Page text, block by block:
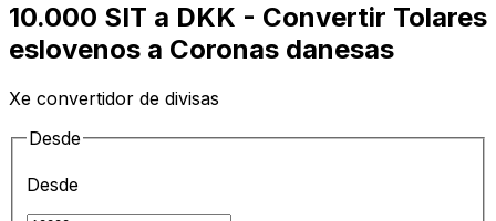
10.000 SIT a DKK - Convertir Tolares
eslovenos a Coronas danesas
Xe convertidor de divisas
Desde
Desde